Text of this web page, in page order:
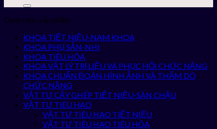
Danh mục sản phẩm
KHOA TIẾT NIỆU-NAM KHOA
KHOA PHỤ SẢN-NHI
KHOA TIÊU HÓA
KHOA VẬT LÝ TRỊ LIỆU VÀ PHỤC HỒI CHỨC NĂNG
KHOA CHUẨN ĐOÁN HÌNH ẢNH VÀ THĂM DÒ
CHỨC NĂNG
VẬT TƯ CẤY GHÉP TIẾT NIỆU-SÀN CHẬU
VẬT TƯ TIÊU HAO
VẬT TƯ TIÊU HAO TIẾT NIỆU
VẬT TƯ TIÊU HAO TIÊU HÓA